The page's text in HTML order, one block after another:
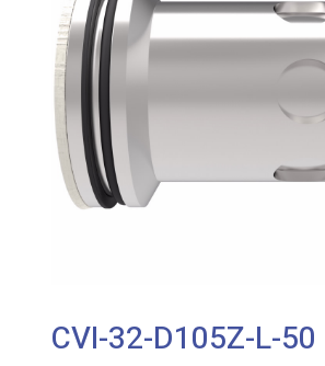
CVI-32-D105Z-L-50